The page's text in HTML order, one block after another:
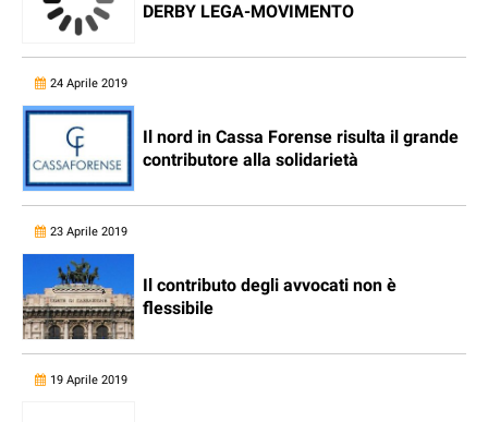
DERBY LEGA-MOVIMENTO
24 Aprile 2019
Il nord in Cassa Forense risulta il grande
contributore alla solidarietà
23 Aprile 2019
Il contributo degli avvocati non è
flessibile
19 Aprile 2019